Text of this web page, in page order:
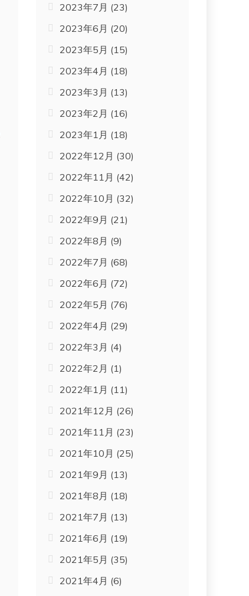
2023年7月 (23)
2023年6月 (20)
2023年5月 (15)
2023年4月 (18)
2023年3月 (13)
2023年2月 (16)
2023年1月 (18)
2022年12月 (30)
2022年11月 (42)
2022年10月 (32)
2022年9月 (21)
2022年8月 (9)
2022年7月 (68)
2022年6月 (72)
2022年5月 (76)
2022年4月 (29)
2022年3月 (4)
2022年2月 (1)
2022年1月 (11)
2021年12月 (26)
2021年11月 (23)
2021年10月 (25)
2021年9月 (13)
2021年8月 (18)
2021年7月 (13)
2021年6月 (19)
2021年5月 (35)
2021年4月 (6)